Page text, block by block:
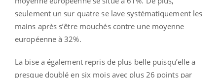
seulement un sur quatre se lave systématiquement les
mains après s’être mouchés contre une moyenne
européenne à 32%.
La bise a également repris de plus belle puisqu’elle a
presque doublé en six mois avec plus 26 points par